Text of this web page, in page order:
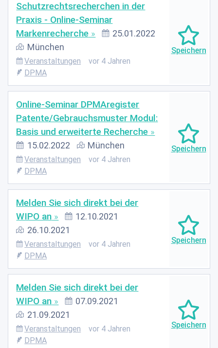
Schutzrechtsrecherchen in der
Praxis - Online-Seminar
Markenrecherche
25.01.2022
München
Veranstaltungen
vor 4 Jahren
DPMA
Online-Seminar DPMAregister
Patente/Gebrauchsmuster Modul:
Basis und erweiterte Recherche
15.02.2022 München
Veranstaltungen
vor 4 Jahren
DPMA
Melden Sie sich direkt bei der
WIPO an
12.10.2021
26.10.2021
Veranstaltungen
vor 4 Jahren
DPMA
Melden Sie sich direkt bei der
WIPO an
07.09.2021
21.09.2021
Veranstaltungen
vor 4 Jahren
DPMA